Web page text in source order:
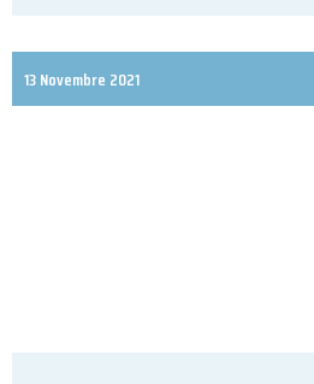
13 Novembre 2021